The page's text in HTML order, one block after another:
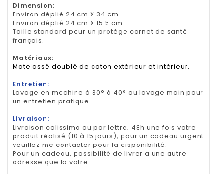
Dimension:
Environ déplié 24 cm X 34 cm.
Environ déplié 24 cm X 15.5 cm
Taille standard pour un protège carnet de santé
français.
Matériaux:
Matelassé doublé de coton extérieur et intérieur.
Entretien:
Lavage en machine à 30° à 40° ou lavage main pour
un entretien pratique.
Livraison:
Livraison colissimo ou par lettre, 48h une fois votre
produit réalisé (10 à 15 jours), pour un cadeau urgent
veuillez me contacter pour la disponibilité.
Pour un cadeau, possibilité de livrer a une autre
adresse que la votre.